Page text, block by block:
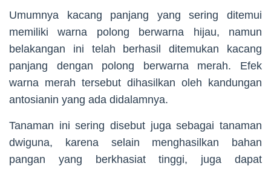
Umumnya kacang panjang yang sering ditemui
memiliki warna polong berwarna hijau, namun
belakangan ini telah berhasil ditemukan kacang
panjang dengan polong berwarna merah. Efek
warna merah tersebut dihasilkan oleh kandungan
antosianin yang ada didalamnya.
Tanaman ini sering disebut juga sebagai tanaman
dwiguna, karena selain menghasilkan bahan
pangan yang berkhasiat tinggi, juga dapat